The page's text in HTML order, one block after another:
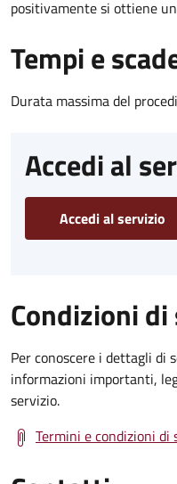
positivamente si ottiene
Tempi e
Durata massima del
Accedi al
Accedi al servizio
Condizioni
Per conoscere i dettagli di
informazioni importanti,
servizio.
Termini e condizioni di